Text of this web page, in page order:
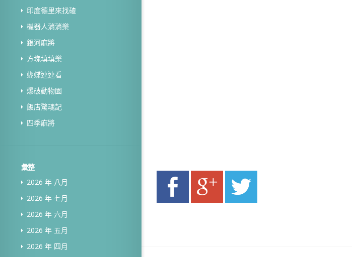
印度德里來找碴
機器人消消樂
銀河麻將
方塊填填樂
蝴蝶連連看
爆破動物園
飯店驚魂記
四季麻將
彙整
2026 年 八月
2026 年 七月
2026 年 六月
2026 年 五月
2026 年 四月